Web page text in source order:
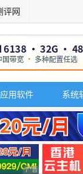
评网
应用软件 系统
广告 商业广告，理